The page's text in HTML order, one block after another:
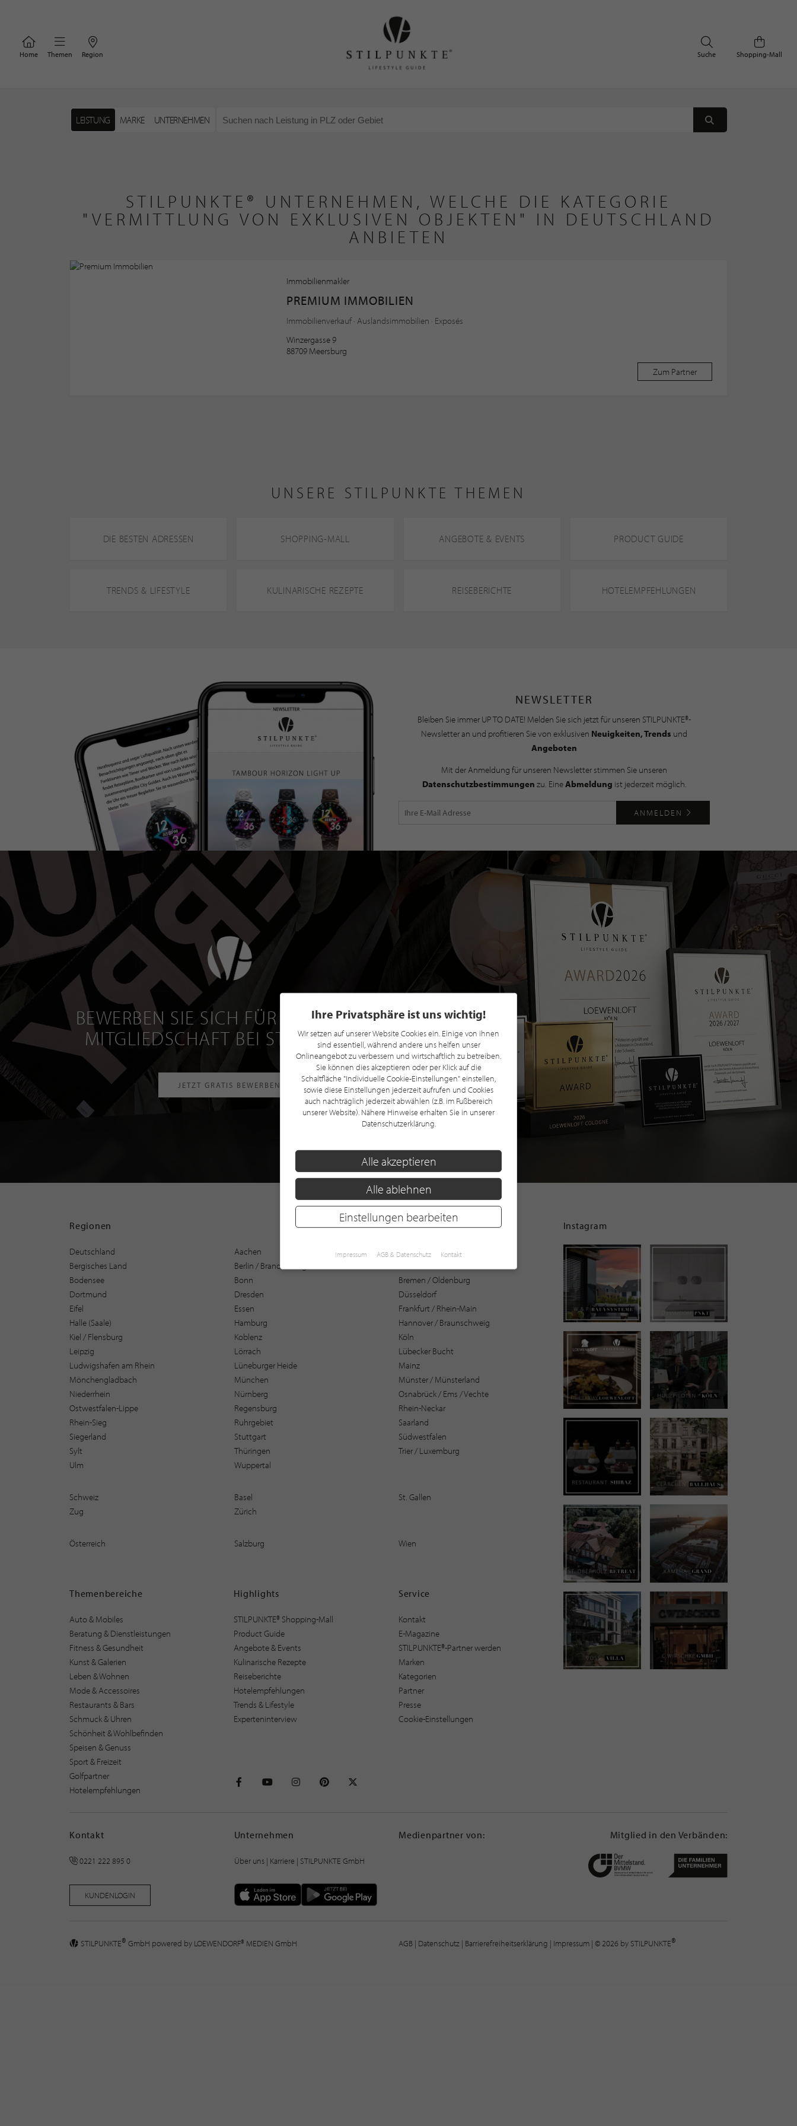
Home Themen Region Shopping-Mall
Suche
LEISTUNG MARKE UNTERNEHMEN
STILPUNKTE® UNTERNEHMEN, WELCHE DIE KATEGORIE
"VERMITTLUNG VON EXKLUSIVEN OBJEKTEN" IN DEUTSCHLAND
ANBIETEN
Immobilienmakler
PREMIUM IMMOBILIEN
Immobilienverkauf · Auslandsimmobilien · Exposés
Winzergasse 9
88709 Meersburg
Zum Partner
UNSERE STILPUNKTE THEMEN
DIE BESTEN ADRESSEN SHOPPING-MALL ANGEBOTE & EVENTS PRODUCT GUIDE
TRENDS & LIFESTYLE KULINARISCHE REZEPTE REISEBERICHTE HOTELEMPFEHLUNGEN
NEWSLETTER
Bleiben Sie immer UP TO DATE! Melden Sie sich jetzt für unseren STILPUNKTE®-
Newsletter an und profitieren Sie von exklusiven Neuigkeiten, Trends und
Angeboten
Mit der Anmeldung für unseren Newsletter stimmen Sie unseren
Datenschutzbestimmungen zu. EineAbmeldung ist jederzeit möglich.
ANMELDEN
BEWERBEN SIE SICH FÜR EINE GRATIS
MITGLIEDSCHAFT BEI STILPUNKTE®
JETZT GRATIS BEWERBEN
Regionen
Deutschland Aachen
Augsburg
Bergisches Land
Berlin / Brandenburg
Bodensee
Bonn
Bremen / Oldenburg
Dortmund
Dresden
Düsseldorf
Eifel
Essen
Frankfurt / Rhein-Main
Halle (Saale)
Hamburg
Hannover / Braunschweig
Kiel / Flensburg
Koblenz
Köln
Leipzig
Lörrach
Lübecker Bucht
Ludwigshafen am Rhein
Lüneburger Heide
Mainz
Mönchengladbach
München
Münster / Münsterland
Niederrhein
Nürnberg
Osnabrück / Ems / Vechte
Ostwestfalen-Lippe
Regensburg
Rhein-Neckar
Rhein-Sieg
Ruhrgebiet
Saarland
Siegerland
Stuttgart
Südwestfalen
Sylt
Thüringen
Trier / Luxemburg
Ulm
Wuppertal
Schweiz Basel
St. Gallen
Zug
Zürich
Österreich Salzburg Wien
Themenbereiche
Auto & Mobiles
Beratung & Dienstleistungen
Fitness & Gesundheit
Kunst & Galerien
Leben & Wohnen
Mode & Accessoires
Restaurants & Bars
Schmuck & Uhren
Schönheit & Wohlbefinden
Speisen & Genuss
Sport & Freizeit
Golfpartner
Hotelempfehlungen
Highlights
STILPUNKTE® Shopping-Mall
Product Guide
Angebote & Events
Kulinarische Rezepte
Reiseberichte
Hotelempfehlungen
Trends & Lifestyle
Experteninterview
Service
Kontakt
E-Magazine
STILPUNKTE®-Partner werden
Marken
Kategorien
Partner
Presse
Cookie-Einstellungen
Instagram
Kontakt
0221 222 895 0
KUNDENLOGIN
Unternehmen
Über uns| Karriere | STILPUNKTE GmbH
Medienpartner von: Mitglied in den Verbänden:
STILPUNKTE® GmbH powered by LOEWENDORF® MEDIEN GmbH AGB | Datenschutz | Barrierefreiheitserklärung | Impressum | © 2026 by STILPUNKTE®
Ihre Privatsphäre ist uns wichtig!
Wir setzen auf unserer Website Cookies ein. Einige von ihnen
sind essentiell, während andere uns helfen unser
Onlineangebot zu verbessern und wirtschaftlich zu betreiben.
Sie können dies akzeptieren oder per Klick auf die
Schaltfläche "Individuelle Cookie-Einstellungen" einstellen,
sowie diese Einstellungen jederzeit aufrufen und Cookies
auch nachträglich jederzeit abwählen (z.B. im Fußbereich
unserer Website). Nähere Hinweise erhalten Sie in unserer
Datenschutzerklärung.
Alle akzeptieren
Alle ablehnen
Einstellungen bearbeiten
Impressum AGB & Datenschutz Kontakt